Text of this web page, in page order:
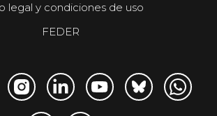
legal y condiciones de uso
FEDER